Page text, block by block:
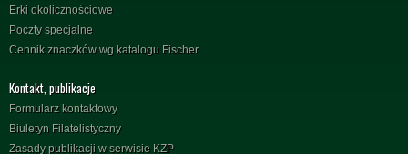
Erki okolicznościowe
Poczty specjalne
Cennik znaczków wg katalogu Fischer
Kontakt, publikacje
Formularz kontaktowy
Biuletyn Filatelistyczny
Zasady publikacji w serwisie KZP